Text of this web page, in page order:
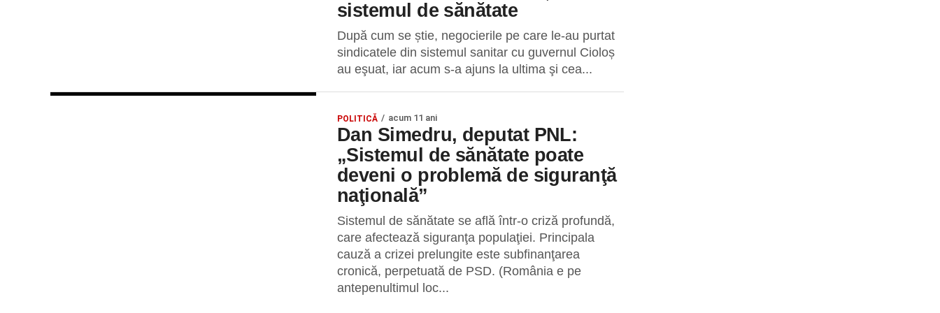
sistemul de sănătate
După cum se știe, negocierile pe care le-au purtat
sindicatele din sistemul sanitar cu guvernul Cioloș
au eşuat, iar acum s-a ajuns la ultima şi cea...
POLITICĂ acum 11 ani
Dan Simedru, deputat PNL:
„Sistemul de sănătate poate
deveni o problemă de siguranţă
naţională”
Sistemul de sănătate se află într-o criză profundă,
care afectează siguranţa populaţiei. Principala
cauză a crizei prelungite este subfinanţarea
cronică, perpetuată de PSD. (România e pe
antepenultimul loc...